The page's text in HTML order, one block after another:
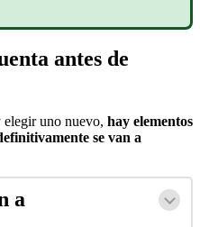
antes de
uno nuevo, hay elementos
se van a
a